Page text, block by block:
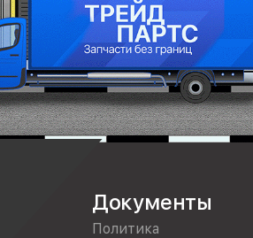
Документы
Политика